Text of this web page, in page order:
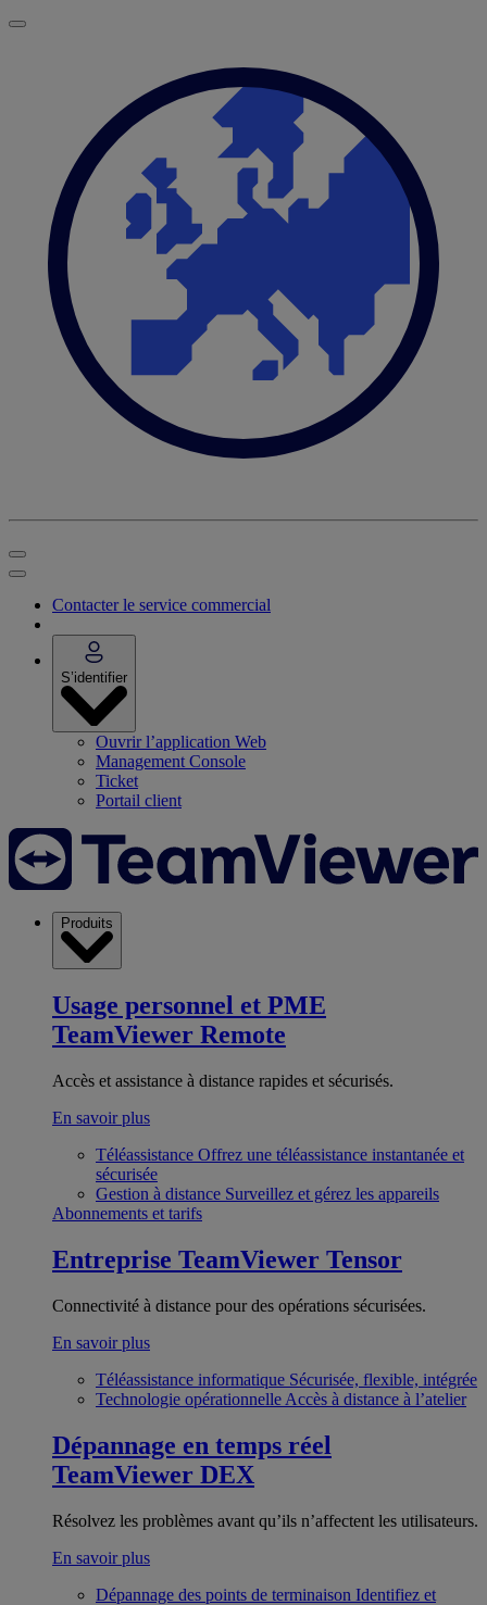
Contacter le service commercial
S’identifier
Ouvrir l’application Web
Management Console
Ticket
Portail client
Produits
Usage personnel et PME
TeamViewer Remote
Accès et assistance à distance rapides et sécurisés.
En savoir plus
Téléassistance Offrez une téléassistance instantanée et
sécurisée
Gestion à distance Surveillez et gérez les appareils
Abonnements et tarifs
Entreprise TeamViewer Tensor
Connectivité à distance pour des opérations sécurisées.
En savoir plus
Téléassistance informatique Sécurisée, flexible, intégrée
Technologie opérationnelle Accès à distance à l’atelier
Dépannage en temps réel
TeamViewer DEX
Résolvez les problèmes avant qu’ils n’affectent les utilisateurs.
En savoir plus
Dépannage des points de terminaison Identifiez et